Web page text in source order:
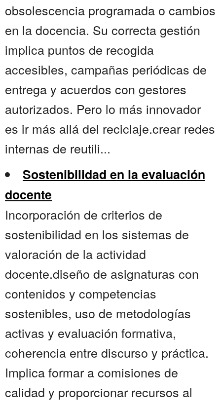
obsolescencia programada o cambios
en la docencia. Su correcta gestión
implica puntos de recogida
accesibles, campañas periódicas de
entrega y acuerdos con gestores
autorizados. Pero lo más innovador
es ir más allá del reciclaje.crear redes
internas de reutili...
Sostenibilidad en la evaluación
docente
Incorporación de criterios de
sostenibilidad en los sistemas de
valoración de la actividad
docente.diseño de asignaturas con
contenidos y competencias
sostenibles, uso de metodologías
activas y evaluación formativa,
coherencia entre discurso y práctica.
Implica formar a comisiones de
calidad y proporcionar recursos al